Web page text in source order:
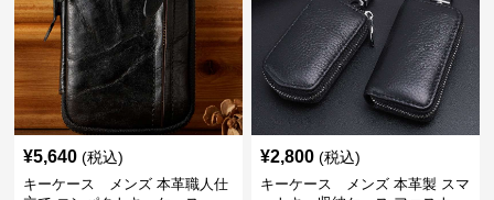
¥5,640 (税込)
キーケース メンズ 本革職人仕
¥2,800 (税込)
キーケース メンズ 本革製 スマ